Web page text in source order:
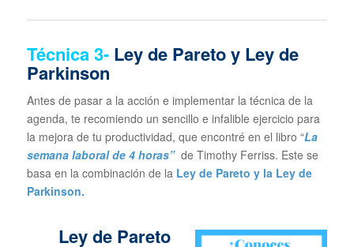
Técnica3-Ley de Pareto y Ley de
Parkinson
Antes de pasar a la acción e implementar la técnica de la
agenda, te recomiendo un sencillo e infalible ejercicio para
la mejora de tu productividad, que encontré en el libro “La
semana laboral de 4 horas” de Timothy Ferriss. Este se
basa en la combinación de la Ley de Pareto y la Ley de
Parkinson.
Ley de Pareto